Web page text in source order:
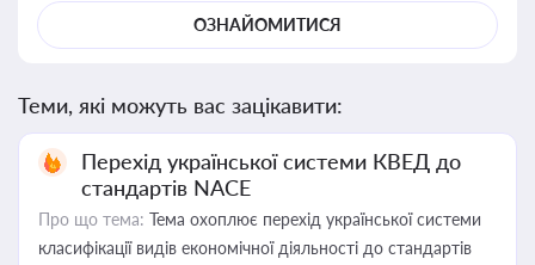
ОЗНАЙОМИТИСЯ
Теми, які можуть вас зацікавити:
Перехід української системи КВЕД до
стандартів NACE
Про що тема: Тема охоплює перехід української системи
класифікації видів економічної діяльності до стандартів